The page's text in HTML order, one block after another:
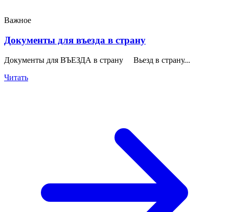
Важное
Документы для въезда в страну
Документы для ВЪЕЗДА в страну Вьезд в страну...
Читать